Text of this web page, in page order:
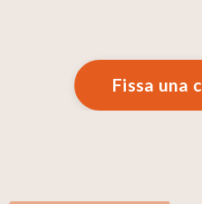
Fissa una